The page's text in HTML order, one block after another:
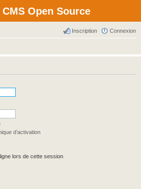
Open Source
Connexion
Inscription
d’activation
lors de cette session